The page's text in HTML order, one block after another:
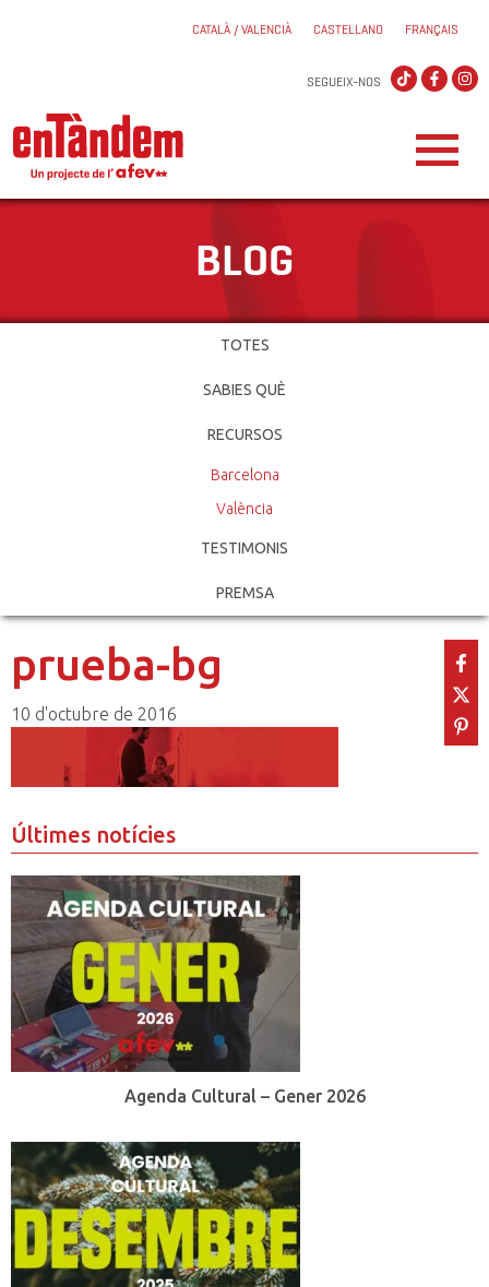
CATALÀ / VALENCIÀ CASTELLANO FRANÇAIS
SEGUEIX-NOS
BLOG
TOTES
SABIES QUÈ
RECURSOS
Barcelona
València
TESTIMONIS
PREMSA
prueba-bg
10 d'octubre de 2016
Últimes notícies
Agenda Cultural – Gener 2026